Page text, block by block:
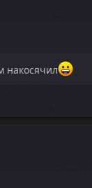
накосячил